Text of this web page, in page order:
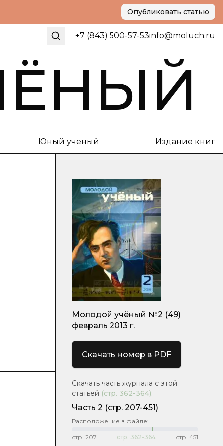
Опубликовать статью
+7 (843) 500-57-53info@moluch.ru
Юный ученый Издание книг
Молодой учёный №2 (49)
февраль 2013 г.
Скачать номер в PDF
Скачать часть журнала с этой
статьей (стр. 362-364):
Часть 2 (стр. 207-451)
Расположение в файле:
стр. 207 стр. 362-364 стр. 451